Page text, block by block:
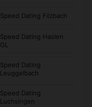
Speed Dating Filzbach
Speed Dating Haslen
GL
Speed Dating
Leuggelbach
Speed Dating
Luchsingen